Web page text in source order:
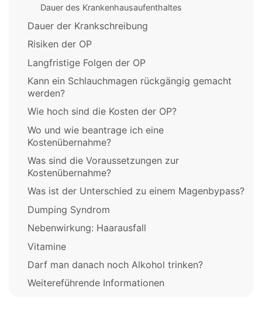
Dauer des Krankenhausaufenthaltes
Dauer der Krankschreibung
Risiken der OP
Langfristige Folgen der OP
Kann ein Schlauchmagen rückgängig gemacht
werden?
Wie hoch sind die Kosten der OP?
Wo und wie beantrage ich eine
Kostenübernahme?
Was sind die Voraussetzungen zur
Kostenübernahme?
Was ist der Unterschied zu einem Magenbypass?
Dumping Syndrom
Nebenwirkung: Haarausfall
Vitamine
Darf man danach noch Alkohol trinken?
Weitereführende Informationen